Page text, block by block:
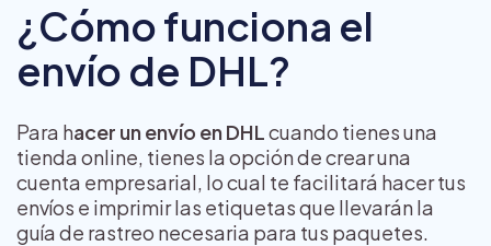
¿Cómo funciona el
envío de DHL?
Para hacer un envío en DHLcuando tienes una
tienda online, tienes la opción de crear una
cuenta empresarial, lo cual te facilitará hacer tus
envíos e imprimir las etiquetas que llevarán la
guía de rastreo necesaria para tus paquetes.